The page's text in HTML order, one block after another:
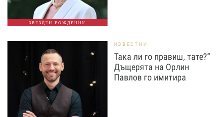
ЗВЕЗДЕН РОЖДЕНИК
ИЗВЕСТНИ
Така ли го правиш, тате?“
Дъщерята на Орлин
Павлов го имитира